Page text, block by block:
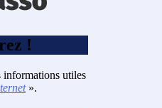
!
informations utiles
».